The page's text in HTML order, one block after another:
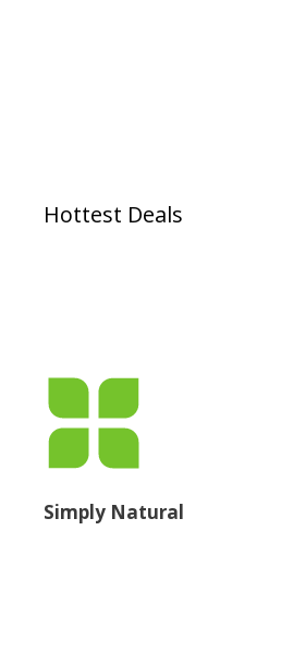
Hottest Deals
Simply Natural